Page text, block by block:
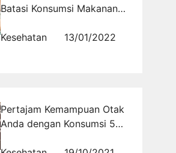
Batasi Konsumsi Makanan
Kesehatan
13/01/2022
Pertajam Kemampuan Otak
Anda dengan Konsumsi 5